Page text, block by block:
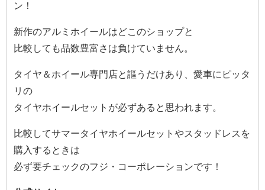
ン！
新作のアルミホイールはどこのショップと
比較しても品数豊富さは負けていません。
タイヤ＆ホイール専門店と謳うだけあり、愛車にピッタ
リの
タイヤホイールセットが必ずあると思われます。
比較してサマータイヤホイールセットやスタッドレスを
購入するときは
必ず要チェックのフジ・コーポレーションです！